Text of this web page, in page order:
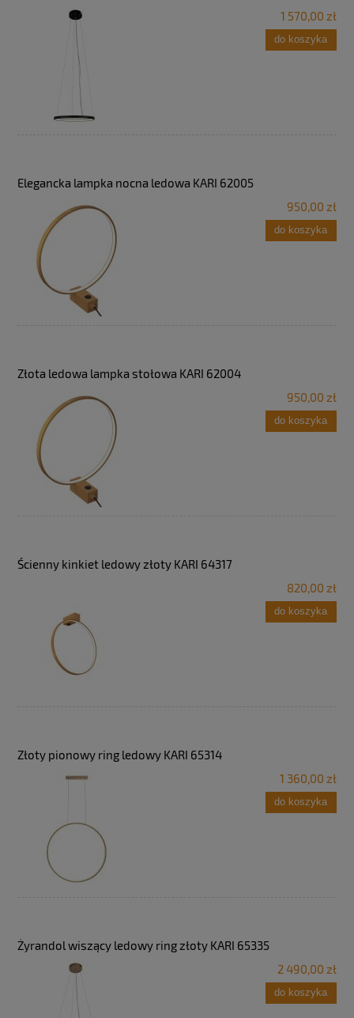
1 570,00 zł
do koszyka
Elegancka lampka nocna ledowa KARI 62005
950,00 zł
do koszyka
Złota ledowa lampka stołowa KARI 62004
950,00 zł
do koszyka
Ścienny kinkiet ledowy złoty KARI 64317
820,00 zł
do koszyka
Złoty pionowy ring ledowy KARI 65314
1 360,00 zł
do koszyka
Żyrandol wiszący ledowy ring złoty KARI 65335
2 490,00 zł
do koszyka